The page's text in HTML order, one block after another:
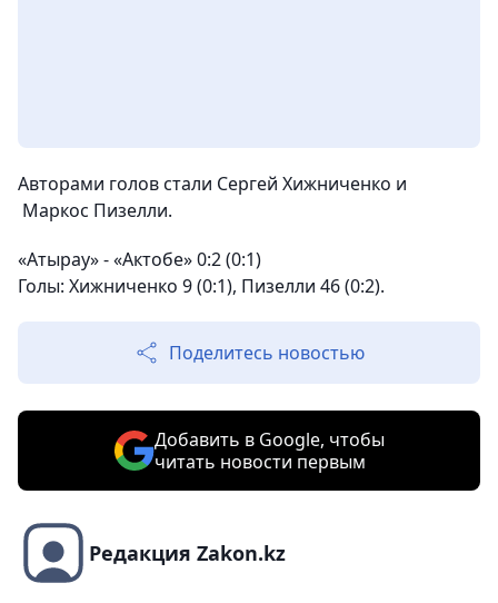
Авторами голов стали Сергей Хижниченко и
Маркос Пизелли.
«Атырау» - «Актобе» 0:2 (0:1)
Голы: Хижниченко 9 (0:1), Пизелли 46 (0:2).
Поделитесь новостью
Добавить в Google, чтобы
читать новости первым
Редакция Zakon.kz